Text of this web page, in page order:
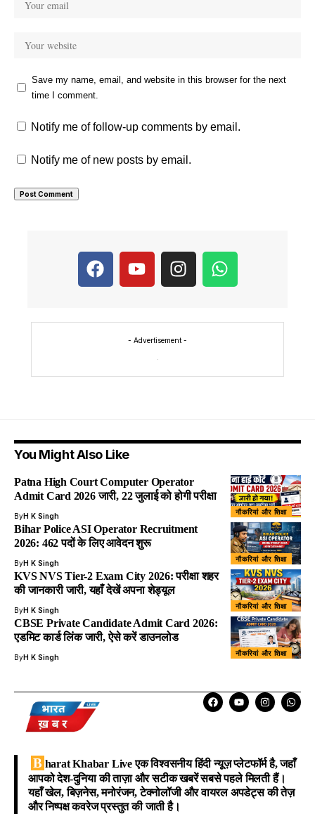
Save my name, email, and website in this browser for the next
time I comment.
Notify me of follow-up comments by email.
Notify me of new posts by email.
- Advertisement -
You Might Also Like
नौकरियां और शिक्षा
Patna High Court Computer Operator
Admit Card 2026 जारी, 22 जुलाई को होगी परीक्षा
ByH K Singh
नौकरियां और शिक्षा
Bihar Police ASI Operator Recruitment
2026: 462 पदों के लिए आवेदन शुरू
ByH K Singh
नौकरियां और शिक्षा
KVS NVS Tier-2 Exam City 2026: परीक्षा शहर
की जानकारी जारी, यहाँ देखें अपना शेड्यूल
ByH K Singh
नौकरियां और शिक्षा
CBSE Private Candidate Admit Card 2026:
एडमिट कार्ड लिंक जारी, ऐसे करें डाउनलोड
ByH K Singh
B harat Khabar Liveएक विश्वसनीय हिंदी न्यूज़ प्लेटफॉर्म है, जहाँ
आपको देश-दुनिया की ताज़ा और सटीक खबरें सबसे पहले मिलती हैं।
यहाँ खेल, बिज़नेस, मनोरंजन, टेक्नोलॉजी और वायरल अपडेट्स की तेज़
और निष्पक्ष कवरेज प्रस्तुत की जाती है।